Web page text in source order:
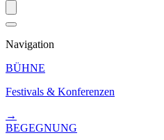
Navigation
BÜHNE
Festivals & Konferenzen
→
BEGEGNUNG